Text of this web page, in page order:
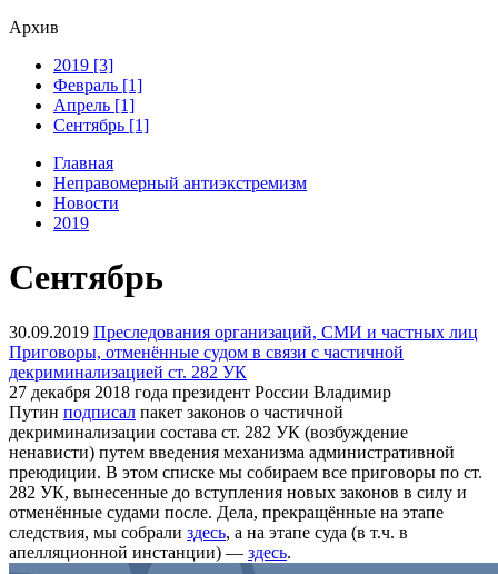
Архив
2019 [3]
Февраль [1]
Апрель [1]
Сентябрь [1]
Главная
Неправомерный антиэкстремизм
Новости
2019
Сентябрь
30.09.2019 Преследования организаций, СМИ и частных лиц
Приговоры, отменённые судом в связи с частичной
декриминализацией ст. 282 УК
27 декабря 2018 года президент России Владимир
Путин подписал пакет законов о частичной
декриминализации состава ст. 282 УК (возбуждение
ненависти) путем введения механизма административной
преюдиции. В этом списке мы собираем все приговоры по ст.
282 УК, вынесенные до вступления новых законов в силу и
отменённые судами после. Дела, прекращённые на этапе
следствия, мы собрали здесь, а на этапе суда (в т.ч. в
апелляционной инстанции) — здесь.